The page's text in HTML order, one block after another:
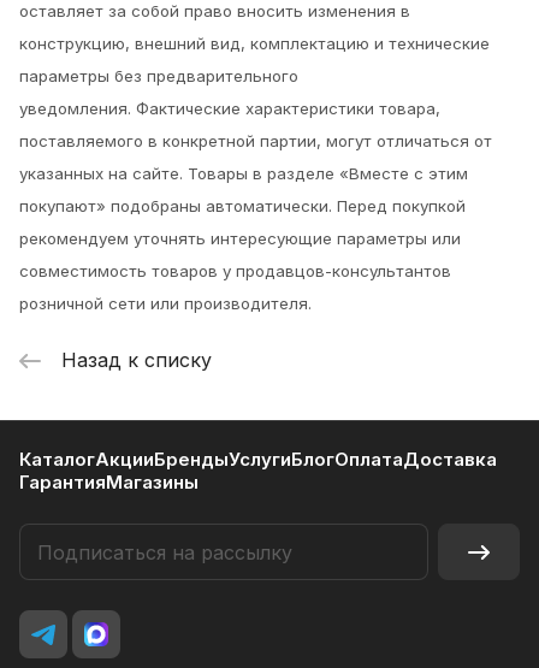
оставляет за собой право вносить изменения в
конструкцию, внешний вид, комплектацию и технические
параметры без предварительного
уведомления. Фактические характеристики товара,
поставляемого в конкретной партии, могут отличаться от
указанных на сайте. Товары в разделе «Вместе с этим
покупают» подобраны автоматически. Перед покупкой
рекомендуем уточнять интересующие параметры или
совместимость товаров у продавцов-консультантов
розничной сети или производителя.
Назад к списку
КаталогАкцииБрендыУслугиБлогОплатаДоставка
ГарантияМагазины